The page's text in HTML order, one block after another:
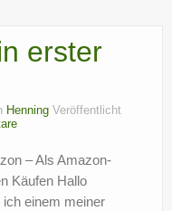
erster
Henning Veröffentlicht
– Als Amazon-
Käufen Hallo
einem meiner